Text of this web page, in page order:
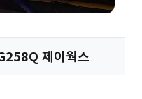
제이웍스